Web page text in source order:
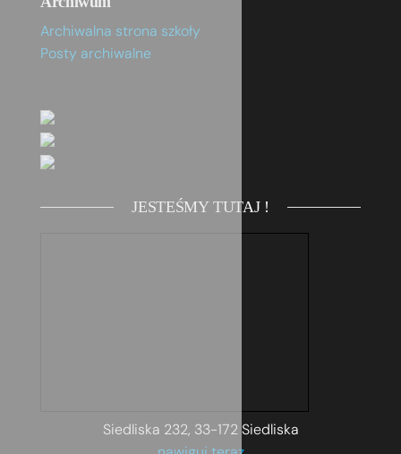
Archiwalna strona szkoły
Posty archiwalne
JESTEŚMY TUTAJ !
Siedliska 232, 33-172 Siedliska